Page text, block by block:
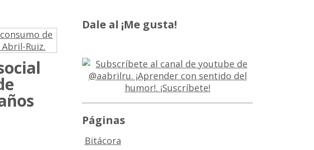
Dale al ¡Me gusta!
Páginas
Bitácora